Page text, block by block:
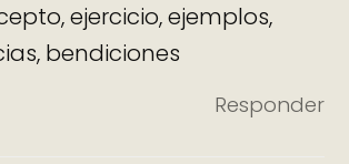
ejercicio, ejemplos,
bendiciones
Responder